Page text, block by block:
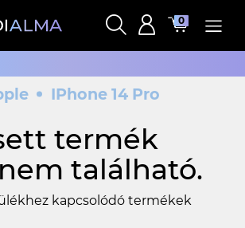
0
IPhone 14 Pro
termék
található.
kapcsolódó termékek